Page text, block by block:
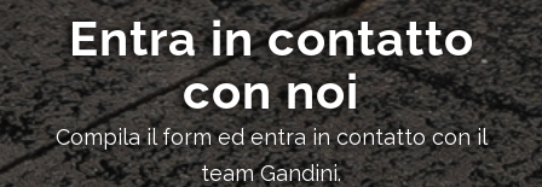
Entra in contatto
con noi
Compila il form ed entra in contatto con il
team Gandini.